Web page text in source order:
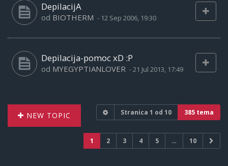
DepilacijA
od BIOTHERM - 12 Sep 2006, 19:30
Depilacija-pomoc xD :P
od MYEGYPTIANLOVER -21 Jul 2013, 17:49
NEW TOPIC Stranica 1 od 10 385 tema
1 2 3 4 5 … 10